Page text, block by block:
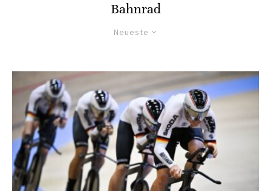
Bahnrad
Neueste